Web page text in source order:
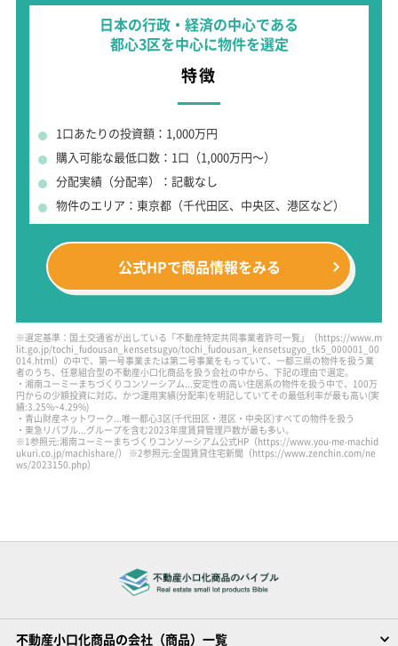
日本の行政・経済の中心である
都心3区を中心に物件を選定
特徴
1口あたりの投資額：1,000万円
購入可能な最低口数：1口（1,000万円～）
分配実績（分配率）：記載なし
物件のエリア：東京都（千代田区、中央区、港区など）
公式HPで商品情報をみる
※選定基準：国土交通省が出している「不動産特定共同事業者許可一覧」
（https://www.m
lit.go.jp/tochi_fudousan_kensetsugyo/tochi_fudousan_kensetsugyo_tk5_000001_00
014.html） の中で、第一号事業または第二号事業をもっていて、一都三県の物件を扱う業
者のうち、任意組合型の不動産小口化商品を扱う会社の中から、下記の理由で選定。
・湘南ユーミーまちづくりコンソーシアム...安定性の高い住居系の物件を扱う中で、100万
円からの少額投資に対応、かつ運用実績(分配率)を明記していてその最低利率が最も高い(実
績:3.25%~4.29%)
・青山財産ネットワーク...唯一都心3区(千代田区・港区・中央区)すべての物件を扱う
・東急リバブル...グループを含む2023年度賃貸管理戸数が最も多い。
※1参照元:湘南ユーミーまちづくりコンソーシアム公式HP（https://www.you-me-machid
ukuri.co.jp/machishare/） ※2参照元:全国賃貸住宅新聞（https://www.zenchin.com/ne
ws/2023150.php）
不動産小口化商品の会社（商品）一覧